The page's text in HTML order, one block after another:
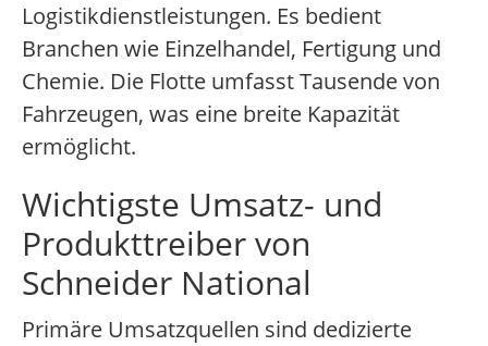
Logistikdienstleistungen. Es bedient
Branchen wie Einzelhandel, Fertigung und
Chemie. Die Flotte umfasst Tausende von
Fahrzeugen, was eine breite Kapazität
ermöglicht.
Wichtigste Umsatz- und
Produkttreiber von
Schneider National
Primäre Umsatzquellen sind dedizierte